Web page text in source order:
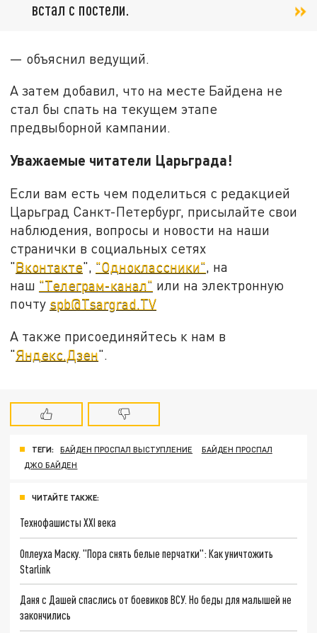
встал с постели.
— объяснил ведущий.
А затем добавил, что на месте Байдена не
стал бы спать на текущем этапе
предвыборной кампании.
Уважаемые читатели Царьграда!
Если вам есть чем поделиться с редакцией
Царьград Санкт-Петербург, присылайте свои
наблюдения, вопросы и новости на наши
странички в социальных сетях
"Вконтакте", "Одноклассники", на
наш "Телеграм-канал" или на электронную
почту spb@Tsargrad.TV
А также присоединяйтесь к нам в
"Яндекс.Дзен".
ТЕГИ: БАЙДЕН ПРОСПАЛ ВЫСТУПЛЕНИЕ
БАЙДЕН ПРОСПАЛ
ДЖО БАЙДЕН
ЧИТАЙТЕ ТАКЖЕ:
Технофашисты XXI века
Оплеуха Маску. "Пора снять белые перчатки": Как уничтожить
Starlink
Даня с Дашей спаслись от боевиков ВСУ. Но беды для малышей не
закончились